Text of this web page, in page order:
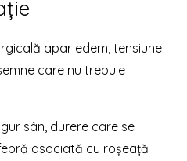
apar edem, tensiune
care nu trebuie
sân, durere care se
asociată cu roșeață